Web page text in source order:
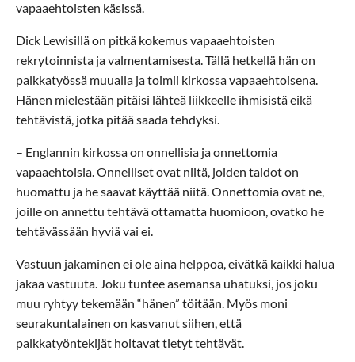
vapaaehtoisten käsissä.
Dick Lewisillä on pitkä kokemus vapaaehtoisten
rekrytoinnista ja valmentamisesta. Tällä hetkellä hän on
palkkatyössä muualla ja toimii kirkossa vapaaehtoisena.
Hänen mielestään pitäisi lähteä liikkeelle ihmisistä eikä
tehtävistä, jotka pitää saada tehdyksi.
– Englannin kirkossa on onnellisia ja onnettomia
vapaaehtoisia. Onnelliset ovat niitä, joiden taidot on
huomattu ja he saavat käyttää niitä. Onnettomia ovat ne,
joille on annettu tehtävä ottamatta huomioon, ovatko he
tehtävässään hyviä vai ei.
Vastuun jakaminen ei ole aina helppoa, eivätkä kaikki halua
jakaa vastuuta. Joku tuntee asemansa uhatuksi, jos joku
muu ryhtyy tekemään “hänen” töitään. Myös moni
seurakuntalainen on kasvanut siihen, että
palkkatyöntekijät hoitavat tietyt tehtävät.